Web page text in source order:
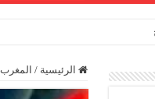
محمد الخامس
الرئيسية / المغرب